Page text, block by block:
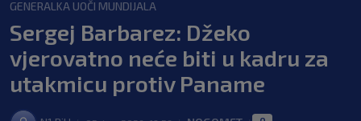
GENERALKA UOČI MUNDIJALA
Sergej Barbarez: Džeko
vjerovatno neće biti u kadru za
utakmicu protiv Paname